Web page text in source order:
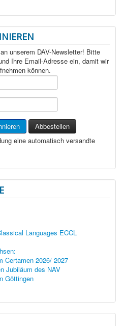
unserem DAV-Newsletter! Bitte
Ihre Email-Adresse ein, damit wir
können.
eine automatisch versandte
Languages ECCL
Certamen 2026/ 2027
Jubiläum des NAV
Göttingen